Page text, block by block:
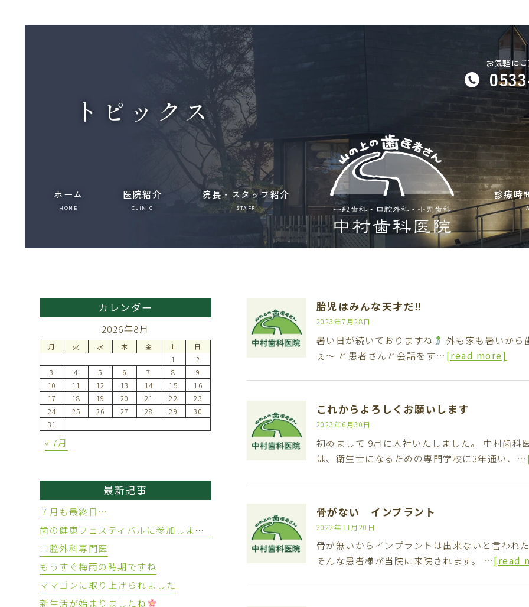
お気軽に
トピックス
ホーム
HOME
医院紹介
CLINIC
院長・スタッフ紹介
STAFF
診療時
胎児はみんな天才だ‼︎
2023年7月28日
暑い日が続いておりますね
外も家も暑いから
ぇ〜 と患者さんと会話をす… [read more]
これからよろしくお願いします
2023年6月30日
初めまして 9月に入社いたしました。 中村歯科
は、衛生士になるための専門学校に3年通い、…
骨がない インプラント
2022年11月20日
骨が無いからインプラントは出来ないと言われ
そんな患者様が当院に来院されます。 …[read
カレンダー
2026年8月
月 火 水 木 金 土 日
1
2
3
4 5 6 7 8
9
10
11 12 13 14 15
16
17
18 19 20 21 22
23
24
25 26 27 28 29
30
31
« 7月
最新記事
７月も最終日…
歯の健康フェスティバルに参加しました
口腔外科専門医
もうすぐ梅雨の時期ですね
ママゴンに取り上げられました
新生活が始まりましたね